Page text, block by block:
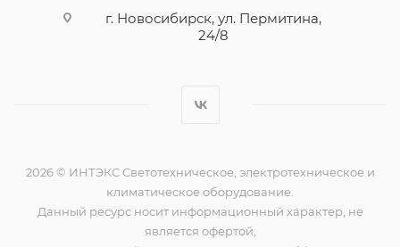
г. Новосибирск, ул. Пермитина,
24/8
2026 © ИНТЭКС Светотехническое, электротехническое и
климатическое оборудование.
Данный ресурс носит информационный характер, не
является офертой,